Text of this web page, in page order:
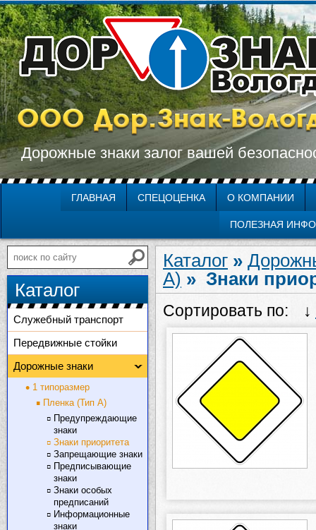
Дорожные знаки залог вашей
ГЛАВНАЯ СПЕЦОЦЕНКА О КОМПАНИИ
ПОЛЕЗНАЯ
Каталог
Служебный транспорт
Передвижные стойки
Дорожные знаки
1 типоразмер
Пленка (Тип А)
Предупреждающие
знаки
Знаки приоритета
Запрещающие знаки
Предписывающие
знаки
Знаки особых
предписаний
Информационные
знаки
Каталог »
А) » Знаки
Сортировать по: